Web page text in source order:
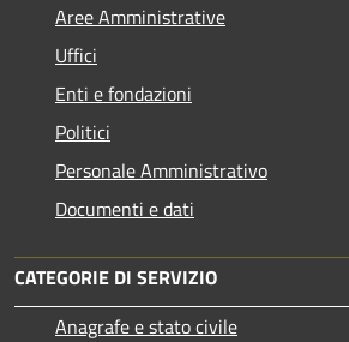
Aree Amministrative
Uffici
Enti e fondazioni
Politici
Personale Amministrativo
Documenti e dati
CATEGORIE DI SERVIZIO
Anagrafe e stato civile